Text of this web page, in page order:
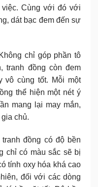
việc. Cùng với đó với
dát bạc đem đến sự
Không chỉ góp phần tô
tranh đồng còn đem
vô cùng tốt. Mỗi một
thể hiện một nét ý
mang lại may mắn,
chủ.
đồng có độ bền
chỉ có màu sắc sẽ bị
tính oxy hóa khá cao
đối với các dòng